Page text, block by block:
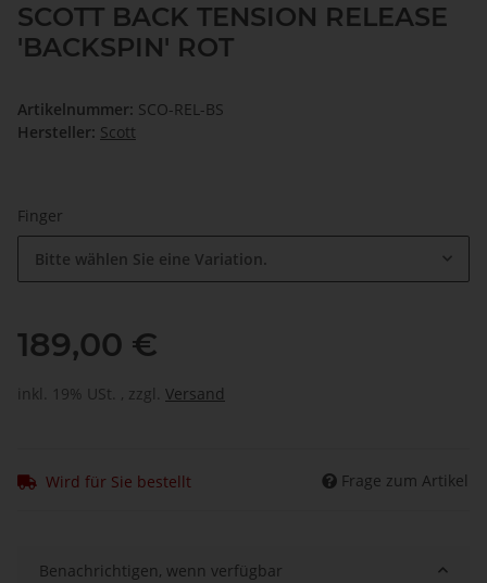
SCOTT BACK TENSION RELEASE
'BACKSPIN' ROT
Artikelnummer: SCO-REL-BS
Hersteller: Scott
Finger
Bitte wählen Sie eine Variation.
189,00 €
inkl. 19% USt. , zzgl. Versand
Wird für Sie bestellt Frage zum Artikel
Benachrichtigen, wenn verfügbar